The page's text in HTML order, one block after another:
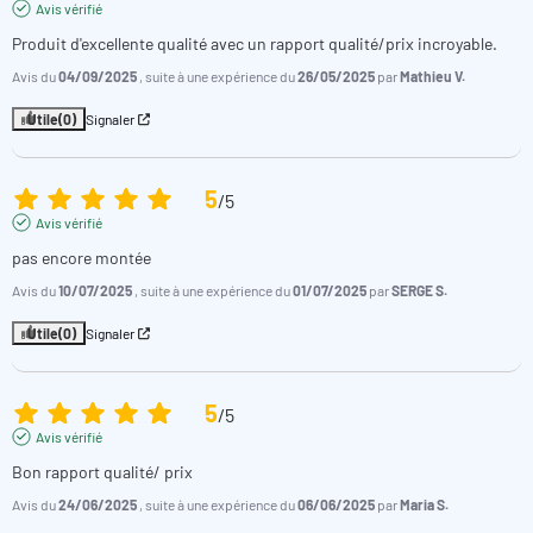
certifié par TÜV
** Standard Européen en condition Air 15°C, Eau 26°C, et
Hygro 70% certifié par TÜV
impact environnemental.
Pompe à chaleur piscine Poolex Jetline
Sélection R32 : FAQ !
Comment raccorder une pompe à chaleur à votre
piscine ?
une installation By Pass avec 3 vannes. Installez la vanne
reliant By pass et système de filtration de la piscine, puis la
vanne By Pass et enfin la vanne reliant le système By Pass à la
pompe à chaleur (avec un raccord souple).
Avis vérifié
Produit d'excellente qualité avec un rapport qualité/prix incroyable.
Avis du04/09/2025 , suite à une expérience du26/05/2025 parMathieu V.
Utile(0) Signaler
5/5
Avis vérifié
pas encore montée
Avis du10/07/2025 , suite à une expérience du01/07/2025 parSERGE S.
Utile(0) Signaler
5/5
Avis vérifié
Bon rapport qualité/ prix
Avis du24/06/2025 , suite à une expérience du06/06/2025 parMaria S.